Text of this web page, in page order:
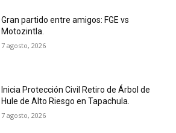
Gran partido entre amigos: FGE vs
Motozintla.
7 agosto, 2026
Inicia Protección Civil Retiro de Árbol de
Hule de Alto Riesgo en Tapachula.
7 agosto, 2026